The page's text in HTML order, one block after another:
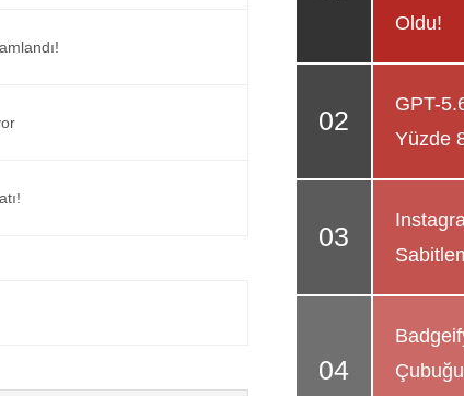
Oldu!
GPT-
Yüzde